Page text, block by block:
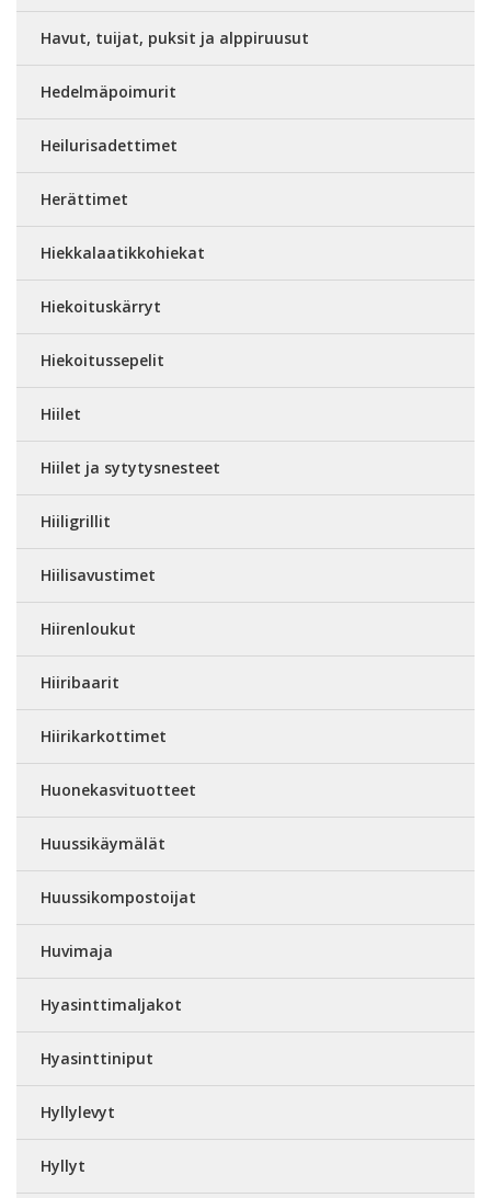
Havut, tuijat, puksit ja alppiruusut
Hedelmäpoimurit
Heilurisadettimet
Herättimet
Hiekkalaatikkohiekat
Hiekoituskärryt
Hiekoitussepelit
Hiilet
Hiilet ja sytytysnesteet
Hiiligrillit
Hiilisavustimet
Hiirenloukut
Hiiribaarit
Hiirikarkottimet
Huonekasvituotteet
Huussikäymälät
Huussikompostoijat
Huvimaja
Hyasinttimaljakot
Hyasinttiniput
Hyllylevyt
Hyllyt